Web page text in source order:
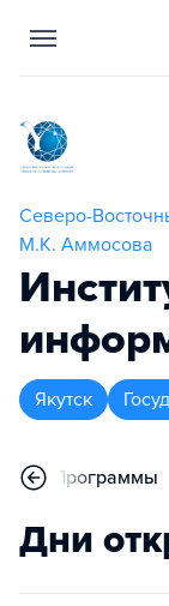
Северо-
М.К. Аммосова
Якутск
Программы
Дни